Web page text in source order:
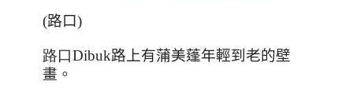
(路口)
路口Dibuk路上有蒲美蓬年輕到老的壁
畫。